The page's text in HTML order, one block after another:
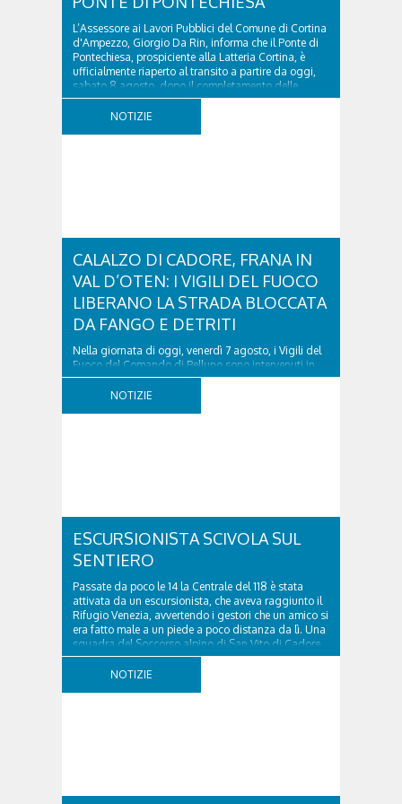
L’Assessore ai Lavori Pubblici del Comune di Cortina
d'Ampezzo, Giorgio Da Rin, informa che il Ponte di
Pontechiesa, prospiciente alla Latteria Cortina, è
ufficialmente riaperto al transito a partire da oggi,
sabato 8 agosto, dopo il completamento delle
verifiche e il positivo collaudo...
NOTIZIE
CALALZO DI CADORE, FRANA IN
VAL D’OTEN: I VIGILI DEL FUOCO
LIBERANO LA STRADA BLOCCATA
DA FANGO E DETRITI
Nella giornata di oggi, venerdì 7 agosto, i Vigili del
Fuoco del Comando di Belluno sono intervenuti in
località Diassa, in Val d’Oten, nel comune di Calalzo
di Cadore, per liberare una strada rimasta bloccata
NOTIZIE
ESCURSIONISTA SCIVOLA SUL
SENTIERO
Passate da poco le 14 la Centrale del 118 è stata
attivata da un escursionista, che aveva raggiunto il
Rifugio Venezia, avvertendo i gestori che un amico si
era fatto male a un piede a poco distanza da lì. Una
squadra del Soccorso alpino di San Vito di Cadore
ha quindi raggiunto l'infortunato...
NOTIZIE